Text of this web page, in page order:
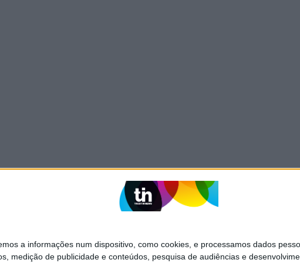
a informações num dispositivo, como cookies, e processamos dados
medição de publicidade e conteúdos, pesquisa de audiências e